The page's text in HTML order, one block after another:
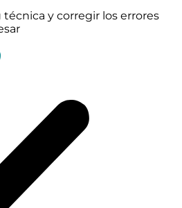
y corregir los errores